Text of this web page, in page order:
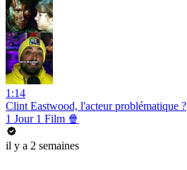
1:14
Clint Eastwood, l'acteur problématique ?
1 Jour 1 Film 🍿
il y a 2 semaines